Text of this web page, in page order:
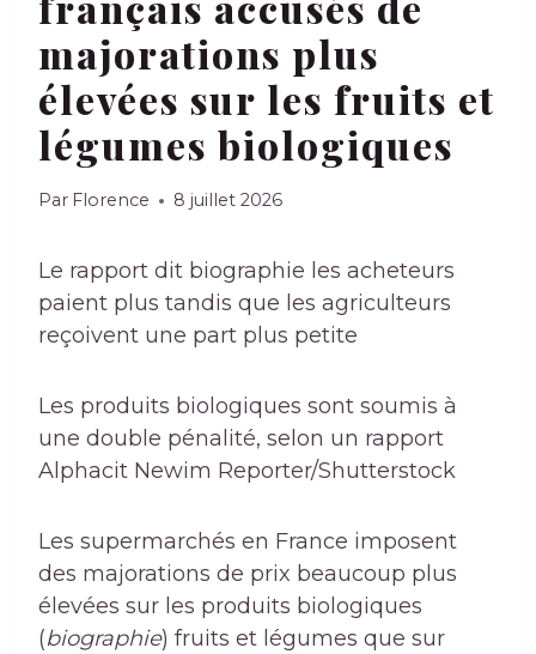
majorations plus
élevées sur les fruits et
légumes biologiques
Par Florence 8 juillet 2026
Le rapport dit biographie les acheteurs
paient plus tandis que les agriculteurs
reçoivent une part plus petite
Les produits biologiques sont soumis à
une double pénalité, selon un rapport
Alphacit Newim Reporter/Shutterstock
Les supermarchés en France imposent
des majorations de prix beaucoup plus
élevées sur les produits biologiques
(biographie) fruits et légumes que sur